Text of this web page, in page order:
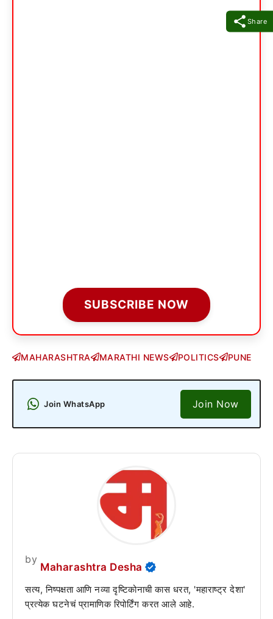
Share
SUBSCRIBE NOW
MAHARASHTRA MARATHI NEWS POLITICS PUNE
Join WhatsApp Join Now
by
Maharashtra Desha
सत्य, निष्पक्षता आणि नव्या दृष्टिकोनाची कास धरत, 'महाराष्ट्र देशा'
प्रत्येक घटनेचं प्रामाणिक रिपोर्टिंग करत आले आहे.